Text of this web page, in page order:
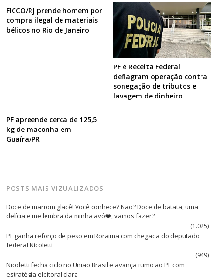
FICCO/RJ prende homem por
compra ilegal de materiais
bélicos no Rio de Janeiro
PF e Receita Federal
deflagram operação contra
sonegação de tributos e
lavagem de dinheiro
PF apreende cerca de 125,5
kg de maconha em
Guaíra/PR
POSTS MAIS VIZUALIZADOS
Doce de marrom glacê! Você conhece? Não? Doce de batata, uma
delícia e me lembra da minha avó❤️, vamos fazer?
(1.025)
PL ganha reforço de peso em Roraima com chegada do deputado
federal Nicoletti
(949)
Nicoletti fecha ciclo no União Brasil e avança rumo ao PL com
estratégia eleitoral clara